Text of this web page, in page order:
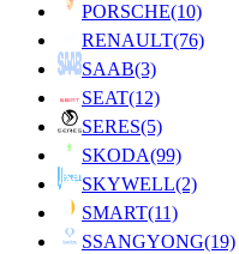
PORSCHE(10)
RENAULT(76)
SAAB(3)
SEAT(12)
SERES(5)
SKODA(99)
SKYWELL(2)
SMART(11)
SSANGYONG(19)